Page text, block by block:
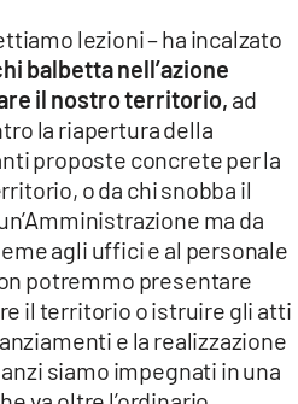
lezioni – ha incalzato
balbetta nell’azione
il nostro territorio, ad
la riapertura della
proposte concrete per la
o da chi snobba il
ma da
agli uffici e al personale
potremmo presentare
il territorio o istruire gli atti
e la realizzazione
siamo impegnati in una